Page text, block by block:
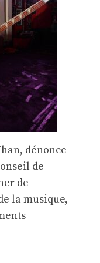
dénonce
de
de
la musique,